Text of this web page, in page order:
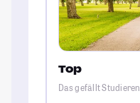
Top
Das gefällt